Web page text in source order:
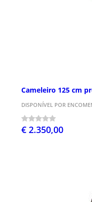
Cameleiro 125 cm
DISPONÍVEL POR
€ 2.350,00